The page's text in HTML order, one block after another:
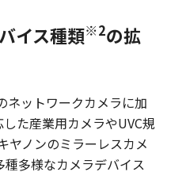
イス種類※2の拡
ネットワークカメラに加
た産業用カメラやUVC規
ヤノンのミラーレスカメ
種多様なカメラデバイス